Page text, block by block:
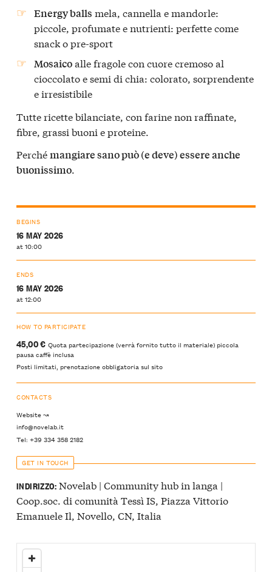
Energy balls mela, cannella e mandorle:
piccole, profumate e nutrienti: perfette come
snack o pre-sport
Mosaicoalle fragole con cuore cremoso al
cioccolato e semi di chia: colorato, sorprendente
e irresistibile
Tutte ricette bilanciate, con farine non raffinate,
fibre, grassi buoni e proteine.
Perchémangiare sano può (e deve) essere anche
buonissimo.
BEGINS
16 MAY 2026
at 10:00
ENDS
16 MAY 2026
at 12:00
HOW TO PARTICIPATE
45,00 € Quota partecipazione (verrà fornito tutto il materiale) piccola
pausa caffè inclusa
Posti limitati, prenotazione obbligatoria sul sito
CONTACTS
Website ↝
info@novelab.it
Tel: +39 334 358 2182
GET IN TOUCH
INDIRIZZO:Novelab | Community hub in langa |
Coop.soc. di comunità Tessì IS, Piazza Vittorio
Emanuele Il, Novello, CN, Italia